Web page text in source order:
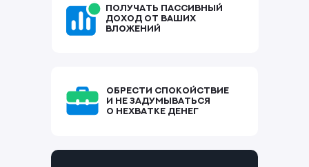
Получать пассивный
доход от ваших
вложений
Обрести спокойствие
и не задумываться
о нехватке денег